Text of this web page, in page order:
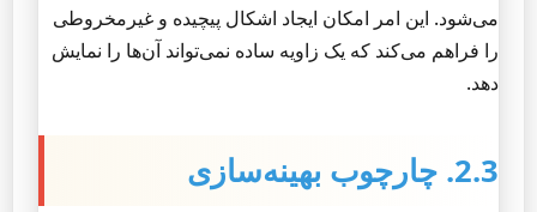
می‌شود. این امر امکان ایجاد اشکال پیچیده و غیرمخروطی
را فراهم می‌کند که یک زاویه ساده نمی‌تواند آن‌ها را نمایش
دهد.
2.3. چارچوب بهینه‌سازی